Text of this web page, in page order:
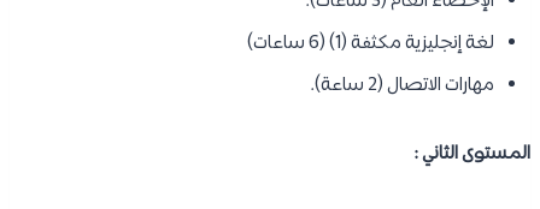
لغة إنجليزية مكثفة (1) (6 ساعات)
مهارات الاتصال (2 ساعة).
المستوى الثاني :